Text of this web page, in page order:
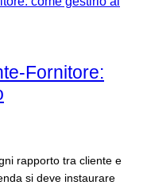
Fornitore:
rapporto tra cliente e
si deve instaurare